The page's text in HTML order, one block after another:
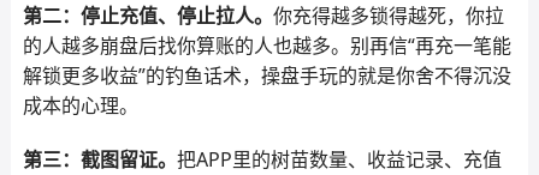
第二：停止充值、停止拉人。 你充得越多锁得越死，你拉
的人越多崩盘后找你算账的人也越多。别再信“再充一笔能
解锁更多收益”的钓鱼话术，操盘手玩的就是你舍不得沉没
成本的心理。
第三：截图留证。 把APP里的树苗数量、收益记录、充值